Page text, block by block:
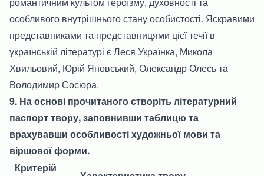
особливого внутрішнього стану особистості. Яскравими
представниками та представницями цієї течії в
українській літературі є Леся Українка, Микола
Хвильовий, Юрій Яновський, Олександр Олесь та
Володимир Сосюра.
9. На основі прочитаного створіть літературний
паспорт твору, заповнивши таблицю та
врахувавши особливості художньої мови та
віршової форми.
Критерій